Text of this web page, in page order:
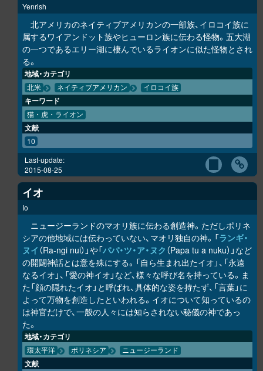
Yenrish
北アメリカのネイティブアメリカンの一部族、イロコイ族に
属するワイアンドット族やヒューロン族に伝わる怪物。五大湖
の一つであるエリー湖に棲んでいるライオンに似た怪物とされ
る。
地域・カテゴリ
北米 ネイティブアメリカン イロコイ族
キーワード
猫・虎・ライオン
文献
10
Last-update:
2015-08-25
イオ
Io
ニュージーランドのマオリ族に伝わる創造神。ただしポリネ
シアの他地域には伝わっていない、マオリ独自の神。「ラ ンギ・
ヌイ （Ra-ngi nui）」や「パパ・ツ・ア・ヌク （Papa tu a nuku）」など
の開闢神話とは意を殊にする。「自ら生まれ出たイオ」、「永遠
なるイオ」、「愛の神イオ」など、様々な呼び名を持っている。ま
た「顔の隠れたイオ」と呼ばれ、具体的な姿を持たず、「言葉」に
よって万物を創造したといわれる。イオについて知っているの
は神官だけで、一般の人々には知らされない秘儀の神であっ
た。
地域・カテゴリ
環太平洋 ポリネシア ニュージーランド
文献